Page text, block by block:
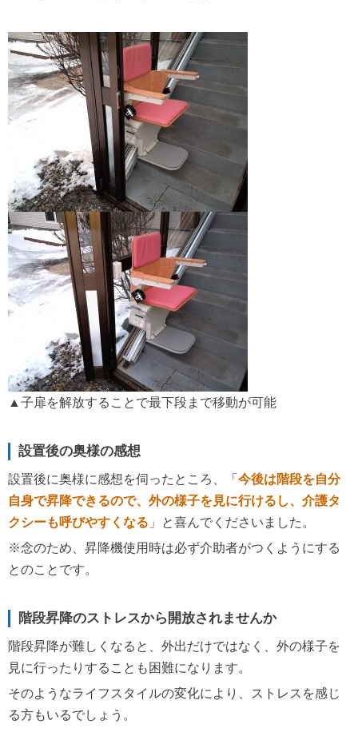
▲子扉を解放することで最下段まで移動が可能
設置後の奥様の感想
設置後に奥様に感想を伺ったところ、「 今後は階段を自分
自身で昇降できるので、外の様子を見に行けるし、介護タ
クシーも呼びやすくなる 」と喜んでくださいました。
※念のため、昇降機使用時は必ず介助者がつくようにする
とのことです。
階段昇降のストレスから開放されませんか
階段昇降が難しくなると、外出だけではなく、外の様子を
見に行ったりすることも困難になります。
そのようなライフスタイルの変化により、ストレスを感じ
る方もいるでしょう。